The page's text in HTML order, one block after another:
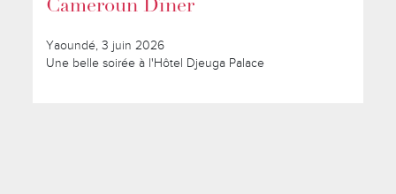
Cameroun Dîner
Yaoundé, 3 juin 2026
Une belle soirée à l'Hôtel Djeuga Palace